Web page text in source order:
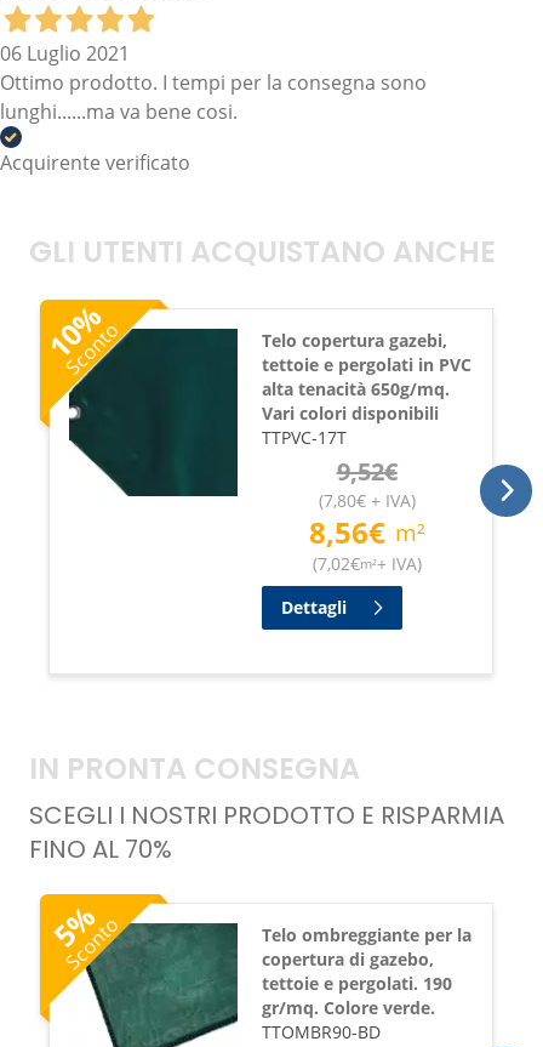
06 Luglio 2021
Ottimo prodotto. I tempi per la consegna sono
lunghi......ma va bene cosi.
Acquirente verificato
GLI UTENTI ACQUISTANO ANCHE
10
%
Sconto
Telo copertura gazebi,
tettoie e pergolati in PVC
alta tenacità 650g/mq.
Vari colori disponibili
TTPVC-17T
9,52€
(7,80€+ IVA)
8,56€ m²
(7,02€m²+ IVA)
Dettagli
IN PRONTA CONSEGNA
SCEGLI I NOSTRI PRODOTTO E RISPARMIA
FINO AL 70%
5
%
Sconto
Telo ombreggiante per la
copertura di gazebo,
tettoie e pergolati. 190
gr/mq. Colore verde.
TTOMBR90-BD